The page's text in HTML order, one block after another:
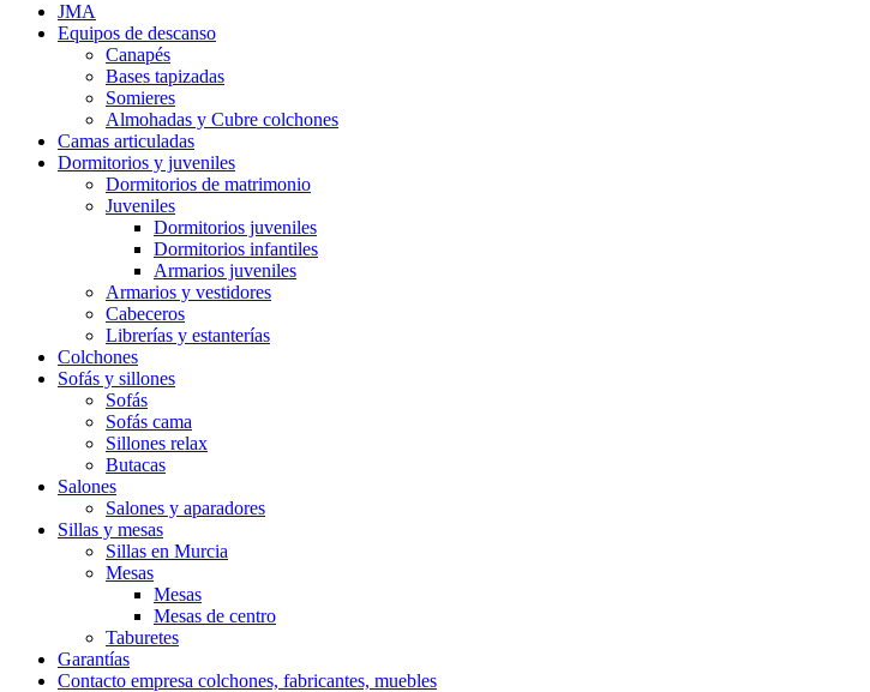
JMA
Equipos de descanso
Canapés
Bases tapizadas
Somieres
Almohadas y Cubre colchones
Camas articuladas
Dormitorios y juveniles
Dormitorios de matrimonio
Juveniles
Dormitorios juveniles
Dormitorios infantiles
Armarios juveniles
Armarios y vestidores
Cabeceros
Librerías y estanterías
Colchones
Sofás y sillones
Sofás
Sofás cama
Sillones relax
Butacas
Salones
Salones y aparadores
Sillas y mesas
Sillas en Murcia
Mesas
Mesas
Mesas de centro
Taburetes
Garantías
Contacto empresa colchones, fabricantes, muebles